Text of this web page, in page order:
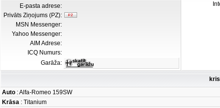
E-pasta adrese:
Privāts Ziņojums (PZ):
MSN Messenger:
Yahoo Messenger:
AIM Adrese:
ICQ Numurs:
Garāža:
Auto : Alfa-Romeo 159SW
Krāsa : Titanium